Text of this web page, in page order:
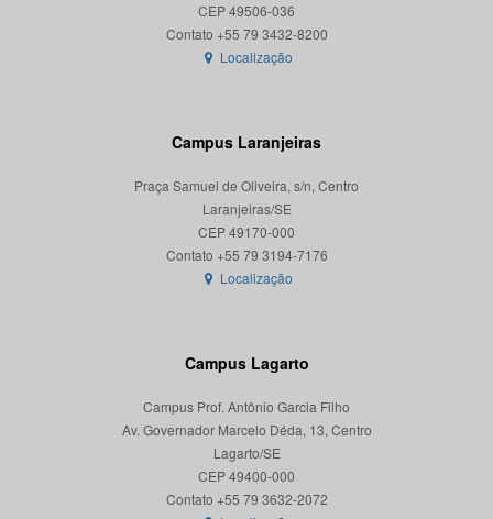
CEP 49506-036
Localização
Campus Laranjeiras
Praça Samuel de Oliveira, s/n, Centro
Laranjeiras/SE
CEP 49170-000
Localização
Campus Lagarto
Campus Prof. Antônio Garcia Filho
Av. Governador Marcelo Déda, 13, Centro
Lagarto/SE
CEP 49400-000